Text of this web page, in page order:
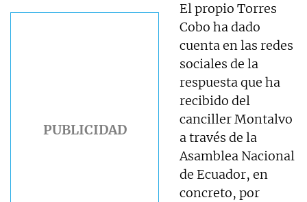
El propio Torres
Cobo ha dado
cuenta en las redes
sociales de la
respuesta que ha
recibido del
canciller Montalvo
a través de la
Asamblea Nacional
de Ecuador, en
concreto, por